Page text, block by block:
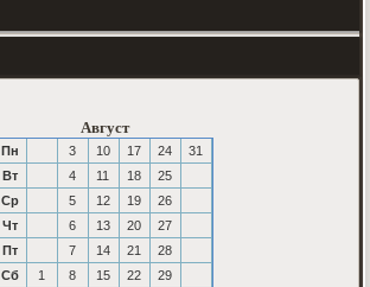
Август
Пн 3 10 17 24
31
Вт
4 11 18
25
Ср
5 12 19
26
Чт
6 13 20
27
Пт
7 14 21
28
Сб
1 8 15 22
29